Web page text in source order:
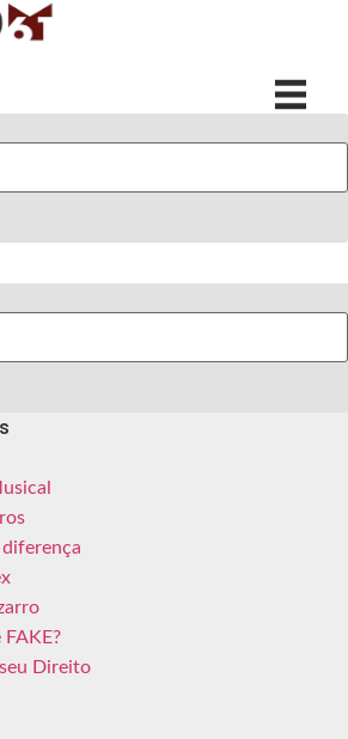
diferença
FAKE?
Direito